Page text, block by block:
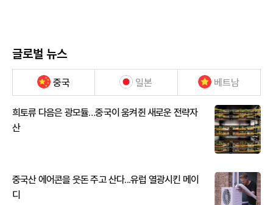
글로벌 뉴스
중국 일본 베트남
희토류 다음은 광모듈…중국이 움켜쥔 새로운 전략자
산
중국산 에어콘을 웃돈 주고 산다...유럽 열광시킨 메이
디